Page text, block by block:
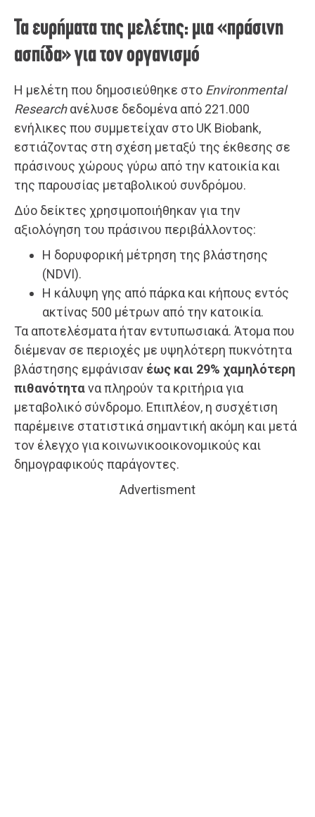
Τα ευρήματα της μελέτης: μια «πράσινη
ασπίδα» για τον οργανισμό
Η μελέτη που δημοσιεύθηκε στο Environmental
Researchανέλυσε δεδομένα από 221.000
ενήλικες που συμμετείχαν στο UK Biobank,
εστιάζοντας στη σχέση μεταξύ της έκθεσης σε
πράσινους χώρους γύρω από την κατοικία και
της παρουσίας μεταβολικού συνδρόμου.
Δύο δείκτες χρησιμοποιήθηκαν για την
αξιολόγηση του πράσινου περιβάλλοντος:
Η δορυφορική μέτρηση της βλάστησης
(NDVI).
Η κάλυψη γης από πάρκα και κήπους εντός
ακτίνας 500 μέτρων από την κατοικία.
Τα αποτελέσματα ήταν εντυπωσιακά. Άτομα που
διέμεναν σε περιοχές με υψηλότερη πυκνότητα
βλάστησης εμφάνισαν έως και 29% χαμηλότερη
πιθανότητανα πληρούν τα κριτήρια για
μεταβολικό σύνδρομο. Επιπλέον, η συσχέτιση
παρέμεινε στατιστικά σημαντική ακόμη και μετά
τον έλεγχο για κοινωνικοοικονομικούς και
δημογραφικούς παράγοντες.
Advertisment